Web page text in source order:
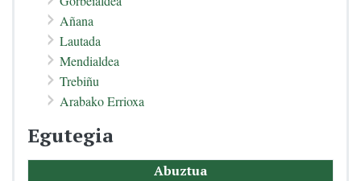
Añana
Lautada
Mendialdea
Trebiñu
Arabako Errioxa
Egutegia
Abuztua